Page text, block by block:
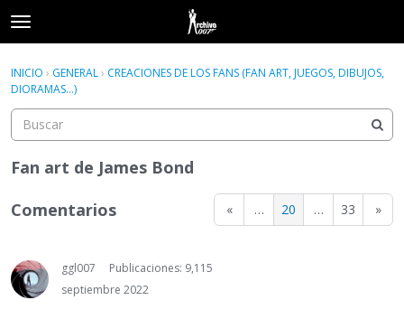
t
o
g
g
l
e
m
e
u
Acceder Registrarse
Categorías
Hilos
Actividad
Acceder Registrarse ×
INICIO › GENERAL› CREACIONES DE LOS FANS (FAN ART, JUEGOS, DIBUJOS,
DIORAMAS...)
Fan art de James Bond
« … 20 … 33 »
Comentarios
ggl007
Publicaciones: 9,115
septiembre 2022